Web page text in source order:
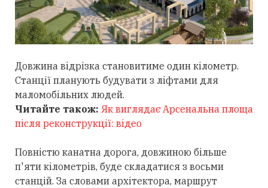
Довжина відрізка становитиме один кілометр.
Станції планують будувати з ліфтами для
маломобільних людей.
Читайте також: Як виглядає Арсенальна площа
після реконструкції: відео
Повністю канатна дорога, довжиною більше
п'яти кілометрів, буде складатися з восьми
станцій. За словами архітектора, маршрут